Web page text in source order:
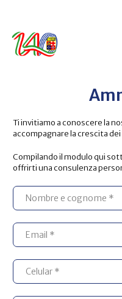
Ti invitiamo a conoscere la
accompagnare la crescita
Compilando il modulo qui
offrirti una consulenza